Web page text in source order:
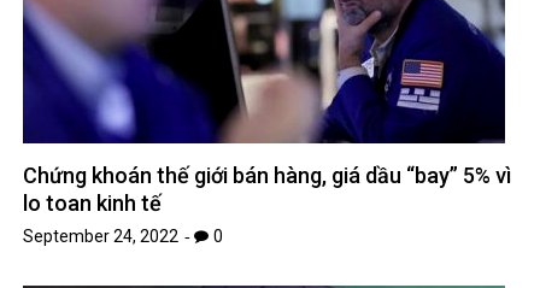
Chứng khoán thế giới bán hàng, giá dầu “bay” 5% vì
lo toan kinh tế
September 24, 2022 0